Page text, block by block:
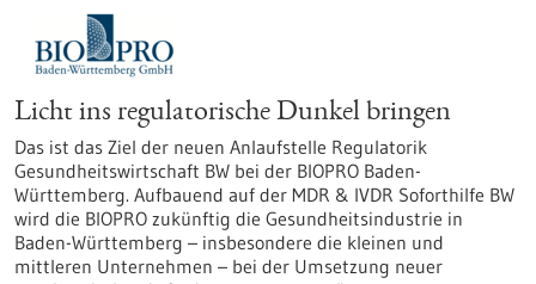
Licht ins regulatorische Dunkel bringen
Das ist das Ziel der neuen Anlaufstelle Regulatorik
Gesundheitswirtschaft BW bei der BIOPRO Baden-
Württemberg. Aufbauend auf der MDR & IVDR Soforthilfe BW
wird die BIOPRO zukünftig die Gesundheitsindustrie in
Baden-Württemberg – insbesondere die kleinen und
mittleren Unternehmen – bei der Umsetzung neuer